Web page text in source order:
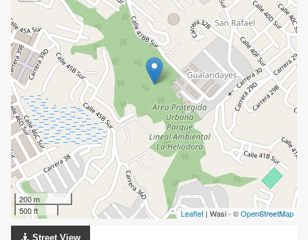
200 m
500 ft
Leaflet | Wasi - ©OpenStreetMap
Street View